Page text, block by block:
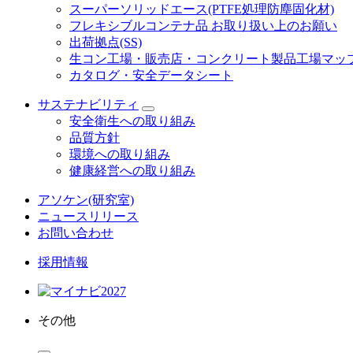
スーパーソリッドエース(PTFE処理防塵固化材)
フレキシブルコンテナ品 お取り扱い上のお願い
出荷拠点(SS)
生コン工場・販売店・コンクリート製品工場マッ
カタログ・安全データシート
サステナビリティ
安全衛生への取り組み
品質方針
環境への取り組み
健康経営への取り組み
アソケン(研究室)
ニュースリリース
お問い合わせ
採用情報
その他